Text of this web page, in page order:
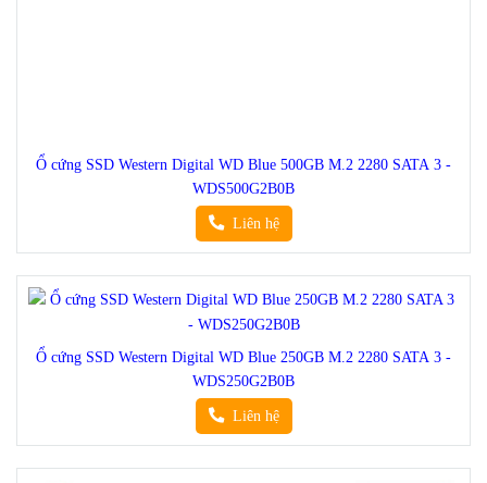
Ổ cứng SSD Western Digital WD Blue 500GB M.2 2280 SATA 3 -
WDS500G2B0B
Liên hệ
Ổ cứng SSD Western Digital WD Blue 250GB M.2 2280 SATA 3 -
WDS250G2B0B
Liên hệ